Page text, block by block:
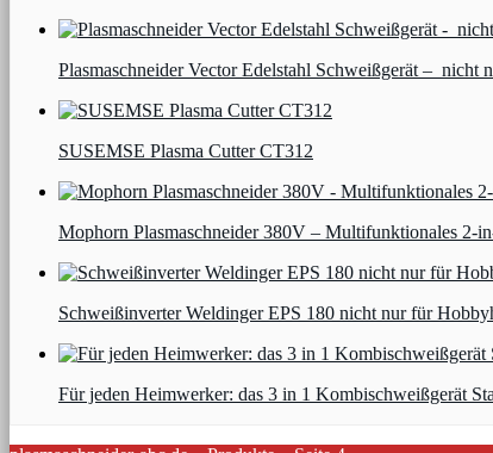
Plasmaschneider Vector Edelstahl Schweißgerät – nicht
SUSEMSE Plasma Cutter CT312
Mophorn Plasmaschneider 380V – Multifunktionales 2-
Schweißinverter Weldinger EPS 180 nicht nur für
Für jeden Heimwerker: das 3 in 1 Kombischweißgerät